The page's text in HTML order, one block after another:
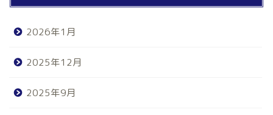
2026年1月
2025年12月
2025年9月